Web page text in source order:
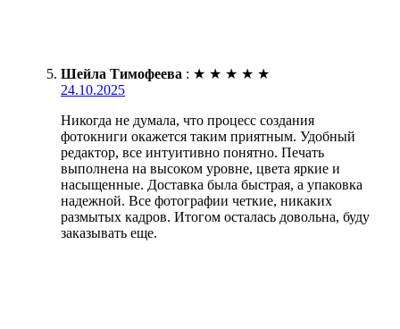
Шейла Тимофеева : ★ ★ ★ ★ ★
24.10.2025
Никогда не думала, что процесс создания
фотокниги окажется таким приятным. Удобный
редактор, все интуитивно понятно. Печать
выполнена на высоком уровне, цвета яркие и
насыщенные. Доставка была быстрая, а упаковка
надежной. Все фотографии четкие, никаких
размытых кадров. Итогом осталась довольна, буду
заказывать еще.